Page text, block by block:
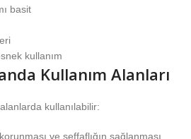
basit
kullanım
Kullanım Alanları
kullanılabilir:
ve şeffaflığın sağlanması